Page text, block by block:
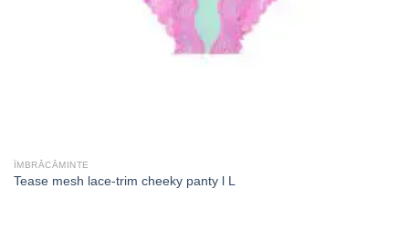
ÎMBRĂCĂMINTE
Tease mesh lace-trim cheeky panty l L